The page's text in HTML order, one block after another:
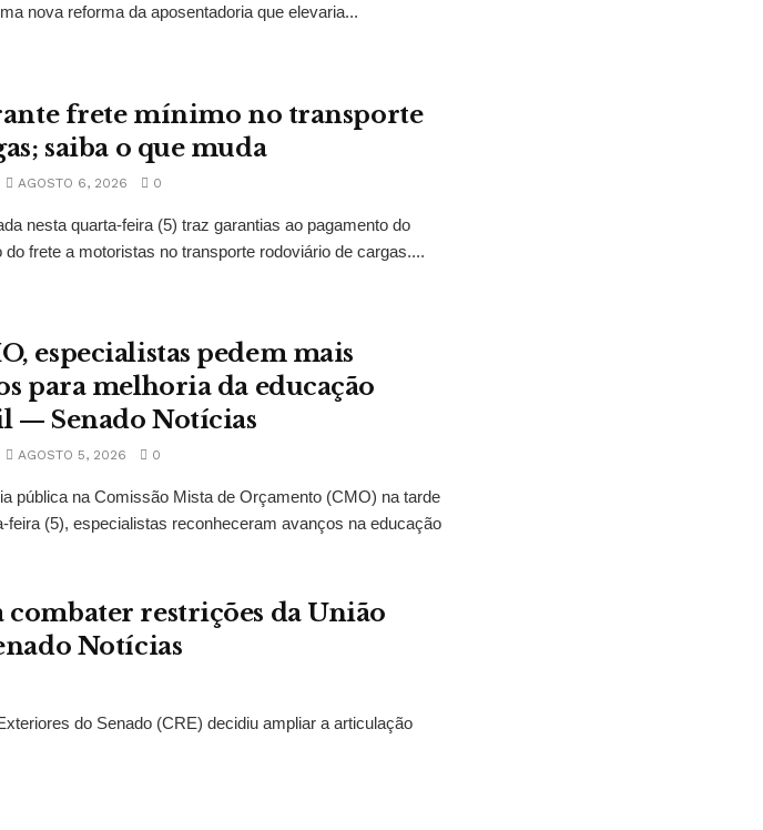
nova reforma da aposentadoria que elevaria...
frete mínimo no transporte
saiba o que muda
AGOSTO 6, 2026 0
nesta quarta-feira (5) traz garantias ao pagamento do
do frete a motoristas no transporte rodoviário de cargas....
especialistas pedem mais
para melhoria da educação
— Senado Notícias
AGOSTO 5, 2026 0
pública na Comissão Mista de Orçamento (CMO) na tarde
feira (5), especialistas reconheceram avanços na educação
restrições da União
Notícias
do Senado (CRE) decidiu ampliar a articulação